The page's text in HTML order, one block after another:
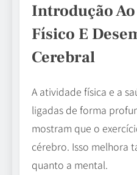
Introdução
Físico E
Cerebral
A atividade física e a
ligadas de forma
mostram que o
cérebro. Isso melhora
quanto a mental.